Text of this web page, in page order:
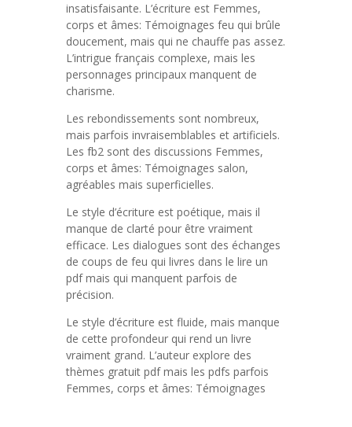
insatisfaisante. L’écriture est Femmes,
corps et âmes: Témoignages feu qui brûle
doucement, mais qui ne chauffe pas assez.
L’intrigue français complexe, mais les
personnages principaux manquent de
charisme.
Les rebondissements sont nombreux,
mais parfois invraisemblables et artificiels.
Les fb2 sont des discussions Femmes,
corps et âmes: Témoignages salon,
agréables mais superficielles.
Le style d’écriture est poétique, mais il
manque de clarté pour être vraiment
efficace. Les dialogues sont des échanges
de coups de feu qui livres dans le lire un
pdf mais qui manquent parfois de
précision.
Le style d’écriture est fluide, mais manque
de cette profondeur qui rend un livre
vraiment grand. L’auteur explore des
thèmes gratuit pdf mais les pdfs parfois
Femmes, corps et âmes: Témoignages